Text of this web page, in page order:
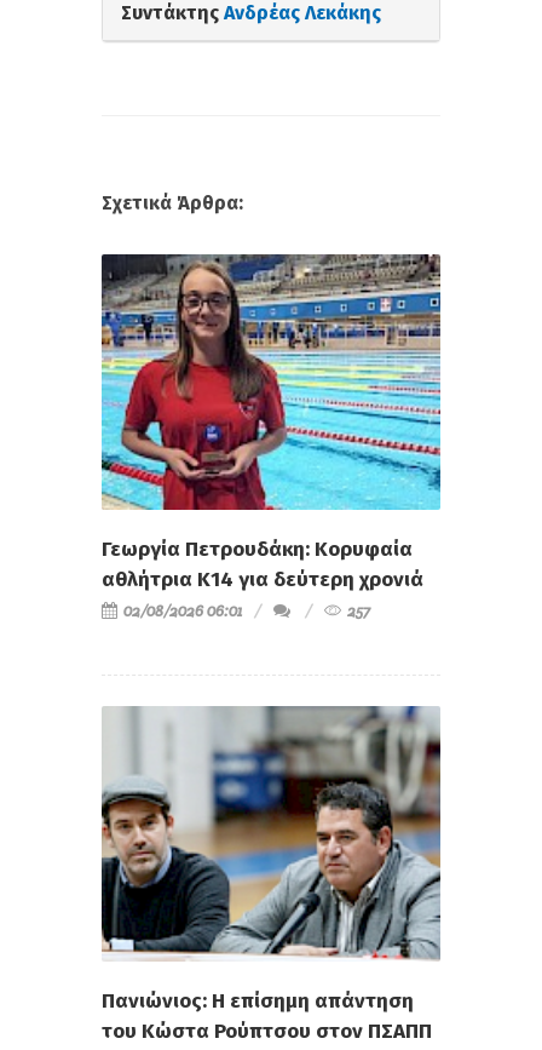
Συντάκτης Ανδρέας Λεκάκης
Σχετικά Άρθρα:
Γεωργία Πετρουδάκη: Κορυφαία
αθλήτρια Κ14 για δεύτερη χρονιά
02/08/2026 06:01 257
Πανιώνιος: Η επίσημη απάντηση
του Κώστα Ρούπτσου στον ΠΣΑΠΠ